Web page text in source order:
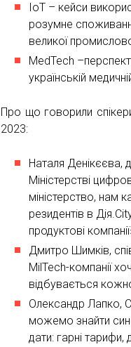
IoT – кейси
розумне
великої
MedTech
українській
Про що говорили
2023:
Наталя Денікєєва,
Міністерстві
міністерство, нам
резидентів в
продуктові
Дмитро Шимків,
MilTech-компанії
відбувається
Олександр Лапко,
можемо знайти
дати: гарні